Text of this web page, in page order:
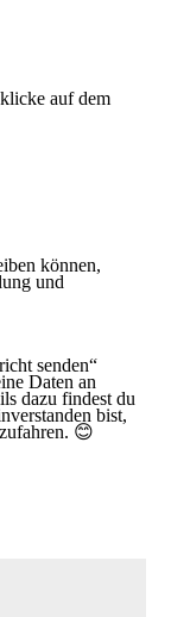
auf dem
können,
und
senden“
Daten an
dazu findest du
bist,
😊